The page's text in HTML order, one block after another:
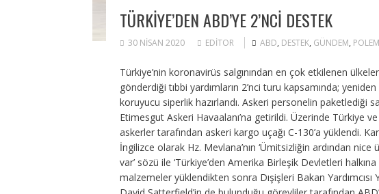
TÜRKIYE’DEN ABD’YE 2’NCI DESTEK
30 NISAN 2020 EDITOR ABD, DESTEK, GÜNDEM,
Türkiye’nin koronavirüs salgınından en çok etkilenen
gönderdiği tıbbi yardımların 2’nci turu kapsamında;
koruyucu siperlik hazırlandı. Askeri personelin paketlediği
Etimesgut Askeri Havaalanı’na getirildi. Üzerinde Türkiye
askerler tarafından askeri kargo uçağı C-130’a yüklendi.
İngilizce olarak Hz. Mevlana’nın ‘Ümitsizliğin ardından
var’ sözü ile ‘Türkiye’den Amerika Birleşik Devletleri
malzemeler yüklendikten sonra Dışişleri Bakan